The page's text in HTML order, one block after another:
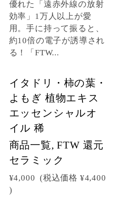
優れた「遠赤外線の放射
効率」1万人以上が愛
用。手に持って振ると、
約10倍の電子が誘導され
る！「FTW...
イタドリ・柿の葉・
よもぎ 植物エキス
エッセンシャルオ
イル 稀
商品一覧, FTW 還元
セラミック
¥4,000 (税込価格 ¥4,400
)